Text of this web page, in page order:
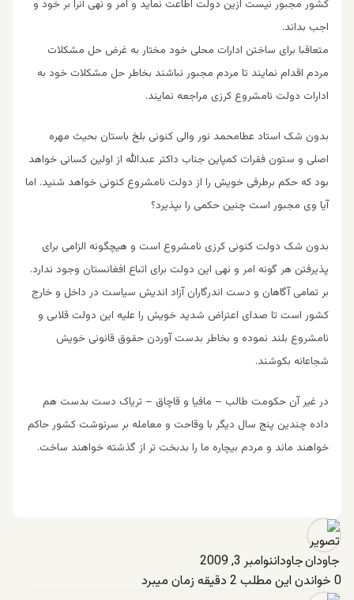
کشور مجبور نیست ازین دولت اطاعت نماید و امر و نهی آنرا بر خود و
اجب بداند.
متعاقبا برای ساختن ادارات محلی خود مختار به غرض حل مشکلات
مردم اقدام نمایند تا مردم مجبور نباشند بخاطر حل مشکلات خود به
ادارات دولت نامشروع کرزی مراجعه نمایند.
بدون شک استاد عطامحمد نور والی کنونی بلخ باستان بحیث مهره
اصلی و ستون فقرات کمپاین جناب داکتر عبدالله از اولین کسانی خواهد
بود که حکم برطرفی خویش را از دولت نامشروع کنونی خواهد شنید. اما
آیا وی مجبور است چنین حکمی را بپذیرد؟
بدون شک دولت کنونی کرزی نامشروع است و هیچگونه الزامی برای
پذیرفتن هر گونه امر و نهی این دولت برای اتباع افغانستان وجود ندارد.
بر تمامی آگاهان و دست اندرگاران آزاد اندیش سیاست در داخل و خارج
کشور است تا صدای اعتراض شدید خویش را علیه این دولت قلابی و
نامشروع بلند نموده و بخاطر بدست آوردن حقوق قانونی خویش
شجاعانه بکوشند.
در غیر آن حکومت طالب – مافیا و قاچاق – تریاک دست بدست هم
داده چندین پنج سال دیگر با وقاحت و معامله بر سرنوشت کشور حاکم
خواهند ماند و مردم بیچاره ما را بدبخت تر از گذشته خواهند ساخت.
جاوداننوامبر 3, 2009
0 خواندن این مطلب 2 دقیقه زمان میبرد